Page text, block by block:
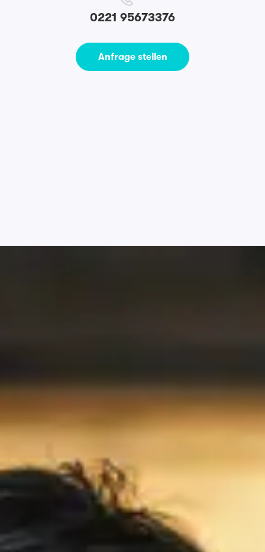
0221 95673376
Anfrage stellen